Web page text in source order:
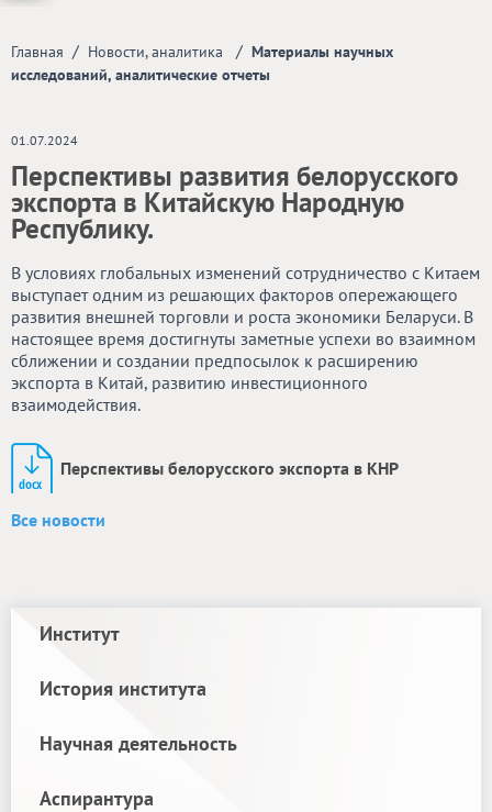
Главная / Новости, аналитика / Материалы научных
исследований, аналитические отчеты
01.07.2024
Перспективы развития белорусского
экспорта в Китайскую Народную
Республику.
В условиях глобальных изменений сотрудничество с Китаем
выступает одним из решающих факторов опережающего
развития внешней торговли и роста экономики Беларуси. В
настоящее время достигнуты заметные успехи во взаимном
сближении и создании предпосылок к расширению
экспорта в Китай, развитию инвестиционного
взаимодействия.
Перспективы белорусского экспорта в КНР
Все новости
Институт
История института
Научная деятельность
Аспирантура